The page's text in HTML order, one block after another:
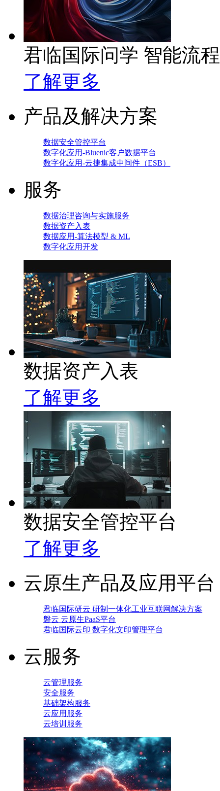
君临国际问学 智能流
了解更多
产品及解决方案
数据安全管控平台
数字化应用-Bluenic客户数据平台
数字化应用-云捷集成中间件（ESB）
服务
数据治理咨询与实施服务
数据资产入表
数据应用-算法模型 & ML
数字化应用开发
数据资产入表
了解更多
数据安全管控平台
了解更多
云原生产品及应用平台
君临国际研云 研制一体化工业互联网解决方案
磐云 云原生PaaS平台
君临国际云印 数字化文印管理平台
云服务
云管理服务
安全服务
基础架构服务
云应用服务
云培训服务